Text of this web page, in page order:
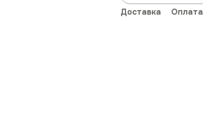
Доставка Оплата